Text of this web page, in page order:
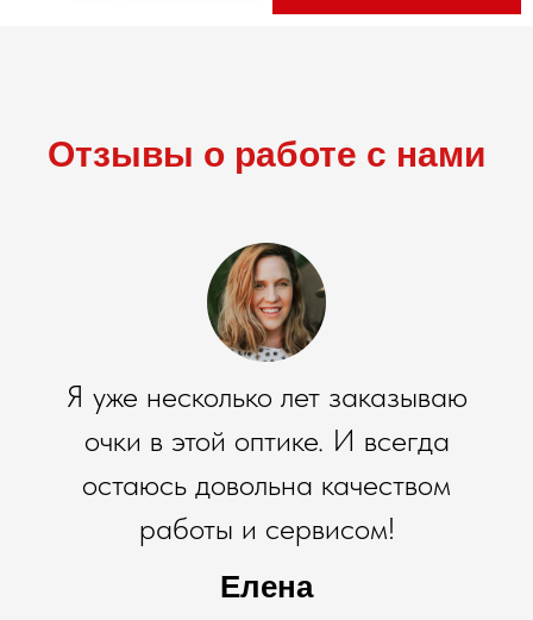
Отзывы о работе с нами
Я уже несколько лет заказываю
очки в этой оптике. И всегда
остаюсь довольна качеством
работы и сервисом!
Елена